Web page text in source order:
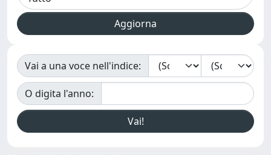
Vai a una voce nell'indice:
O digita l'anno: